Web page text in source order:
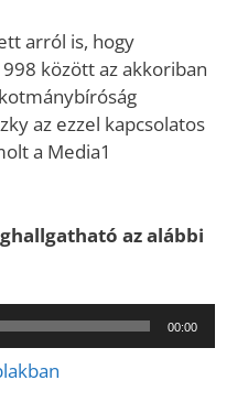
arról is, hogy
között az akkoriban
az ezzel kapcsolatos
a Media1
az alábbi
00:00